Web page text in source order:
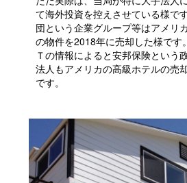
て海外投資を控えさせている様で
団という企業グループ等はアメリ
の物件を2018年に売却した様です
Ｔの情報によると安邦保険という
法人もアメリカの高級ホテルの売
です。